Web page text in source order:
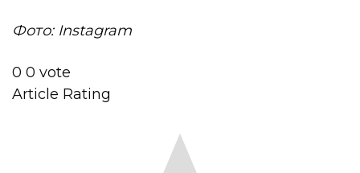
Фото: Instagram
0 0 vote
Article Rating